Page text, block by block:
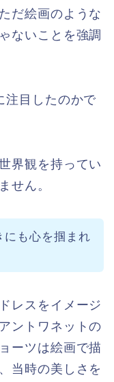
だ絵画のような
ないことを強調
注目したのかで
界観を持ってい
せん。
にも心を掴まれ
レスをイメージ
ントワネットの
ーツは絵画で描
当時の美しさを